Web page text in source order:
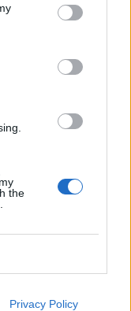
the
Privacy Policy
Румъния
въглищна